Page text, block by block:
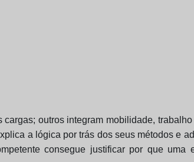
outros integram mobilidade,
a lógica por trás dos seus métodos e
consegue justificar por que uma